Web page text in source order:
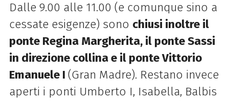
Dalle 9.00 alle 11.00 (e comunque sino a
cessate esigenze) sono chiusi inoltre il
ponte Regina Margherita, il ponte Sassi
in direzione collina e il ponte Vittorio
Emanuele I (Gran Madre). Restano invece
aperti i ponti Umberto I, Isabella, Balbis